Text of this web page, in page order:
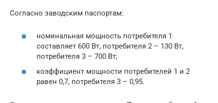
Согласно заводским паспортам:
номинальная мощность потребителя 1
составляет 600 Вт, потребителя 2 – 130 Вт,
потребителя 3 – 700 Вт;
коэффициент мощности потребителей 1 и 2
равен 0,7, потребителя 3 – 0,95.